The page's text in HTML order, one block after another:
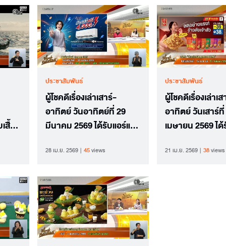
สื้อ
ประชาสัมพันธ์
ผู้โชคดีเรื่องเล่าเสาร์-
อาทิตย์ วันอาทิตย์ที่ 29
มีนาคม 2569 ได้รับแอร์แค
28 เม.ย. 2569 45views
ประชาสัมพันธ์
ผู้โชคดีเรื่องเล่าเ
อาทิตย์ วันเสาร์
เมษายน 2569 ไ
21 เม.ย. 2569 38views